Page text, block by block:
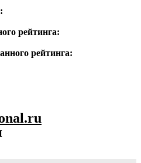
рейтинга:
рейтинга: